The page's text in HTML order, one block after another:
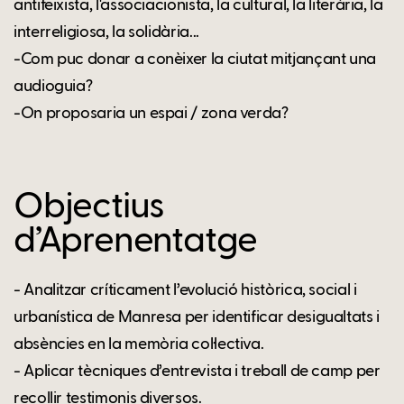
antifeixista, l'associacionista, la cultural, la literària, la
interreligiosa, la solidària...
-Com puc donar a conèixer la ciutat mitjançant una
audioguia?
-On proposaria un espai / zona verda?
Objectius
d’Aprenentatge
- Analitzar críticament l’evolució històrica, social i
urbanística de Manresa per identificar desigualtats i
absències en la memòria col·lectiva.
- Aplicar tècniques d’entrevista i treball de camp per
recollir testimonis diversos.